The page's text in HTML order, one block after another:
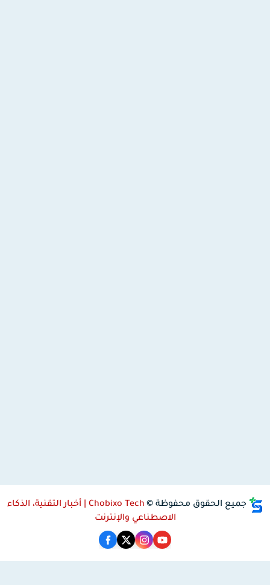
جميع الحقوق محفوظة ©
Chobixo Tech | أخبار التقنية، الذكاء
الاصطناعي والإنترنت